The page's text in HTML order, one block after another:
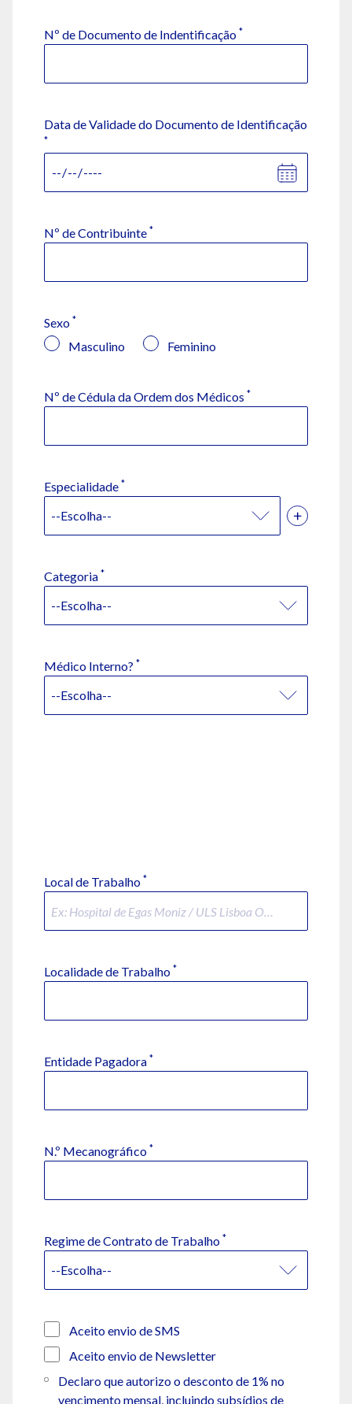
Nº de Documento de Indentificação *
Data de Validade do Documento de Identificação
*
Nº de Contribuinte *
Sexo *
Masculino Feminino
Nº de Cédula da Ordem dos Médicos *
Especialidade *
Categoria *
Médico Interno? *
Local de Trabalho *
Localidade de Trabalho *
Entidade Pagadora *
N.º Mecanográfico *
Regime de Contrato de Trabalho *
Aceito envio de SMS
Aceito envio de Newsletter
Declaro que autorizo o desconto de 1% no
vencimento mensal, incluindo subsídios de